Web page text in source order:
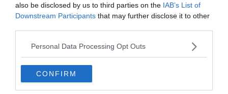
also be disclosed by us to third parties on the IAB’s List of
Downstream Participants that may further disclose it to other
Personal Data Processing Opt Outs
CONFIRM
Crédit photo:Wikimedia – Andreas Hj.
loyers y sont moins élevés : c’est pour cela qu’on peut les
choisir pour y dormir à Aix. On se trouve à environ 20-30
minutes de marche du centre-ville, et à quelques
minutes du Parc Jourdan – un joli parc où flâner -, du